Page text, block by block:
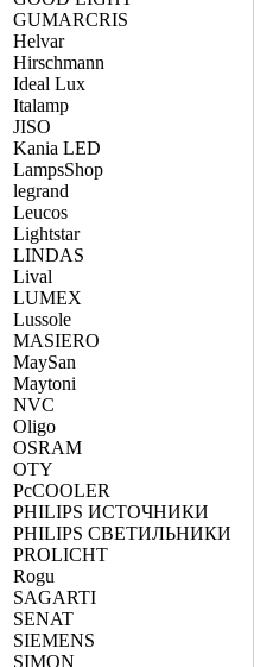
GUMARCRIS
Helvar
Hirschmann
Ideal Lux
Italamp
JISO
Kania LED
LampsShop
legrand
Leucos
Lightstar
LINDAS
Lival
LUMEX
Lussole
MASIERO
MaySan
Maytoni
NVC
Oligo
OSRAM
OTY
PcCOOLER
PHILIPS ИСТОЧНИКИ
PHILIPS СВЕТИЛЬНИКИ
PROLICHT
Rogu
SAGARTI
SENAT
SIEMENS
SIMON